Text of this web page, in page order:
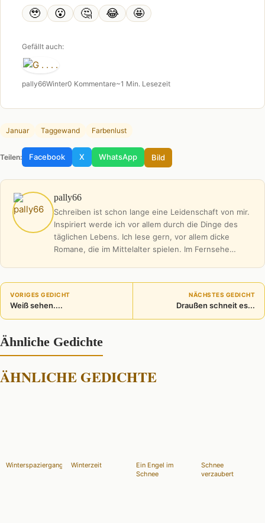
🥹 😮 🤔 😂 🤩
Gefällt auch:
pally66Winter0 Kommentare~1 Min. Lesezeit
Januar Taggewand Farbenlust
Teilen: Facebook X WhatsApp Bild
pally66
Schreiben ist schon lange eine Leidenschaft von mir.
Inspiriert werde ich vor allem durch die Dinge des
täglichen Lebens. Ich lese gern, vor allem dicke
Romane, die im Mittelalter spielen. Im Fernsehe…
VORIGES GEDICHT
Weiß sehen....
NÄCHSTES GEDICHT
Draußen schneit es...
Ähnliche Gedichte
ÄHNLICHE GEDICHTE
Winterspaziergang Winterzeit
Ein Engel im
Schnee
Schnee
verzaubert